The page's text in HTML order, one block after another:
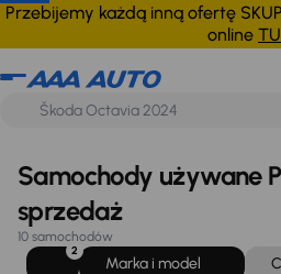
Przebijemy każdą inną ofertę
online TU
Peugeot 5008 Anuluj wszystko
Samochody używane
sprzedaż
10 samochodów
2
Marka i model